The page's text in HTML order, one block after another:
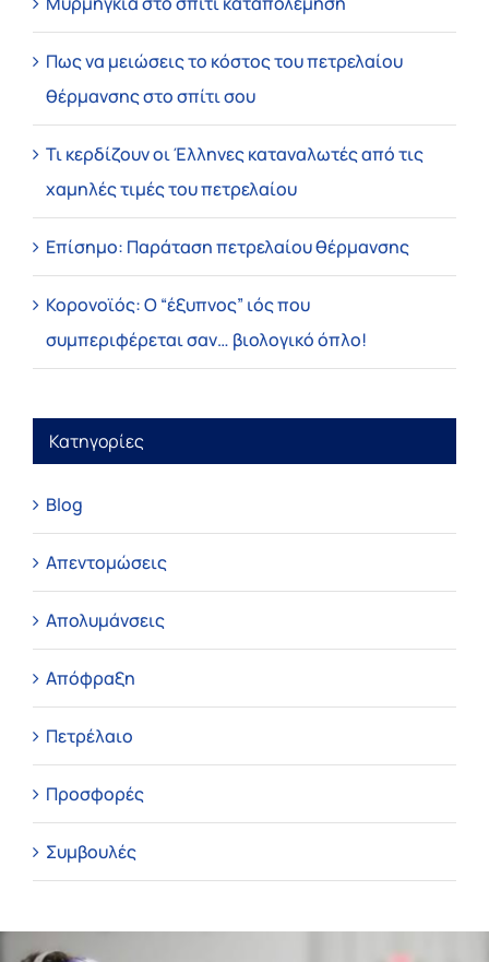
Πως να μειώσεις το κόστος του πετρελαίου
θέρμανσης στο σπίτι σου
Τι κερδίζουν οι Έλληνες καταναλωτές από τις
χαμηλές τιμές του πετρελαίου
Επίσημο: Παράταση πετρελαίου θέρμανσης
Κορονοϊός: Ο “έξυπνος” ιός που
συμπεριφέρεται σαν… βιολογικό όπλο!
Κατηγορίες
Blog
Απεντομώσεις
Απολυμάνσεις
Απόφραξη
Πετρέλαιο
Προσφορές
Συμβουλές